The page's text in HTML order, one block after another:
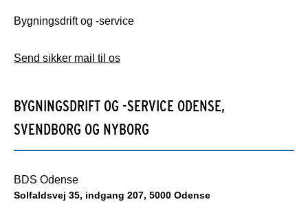
Bygningsdrift og -service
Send sikker mail til os
BYGNINGSDRIFT OG -SERVICE ODENSE,
SVENDBORG OG NYBORG
BDS Odense
Solfaldsvej 35, indgang 207, 5000 Odense